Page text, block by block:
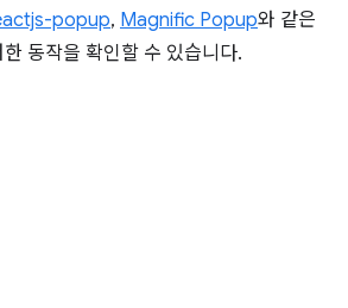
popup, Magnific Popup와 같은
동작을 확인할 수 있습니다.